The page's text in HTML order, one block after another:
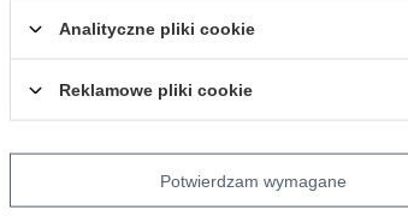
Analityczne pliki cookie
Reklamowe pliki cookie
Potwierdzam wymagane